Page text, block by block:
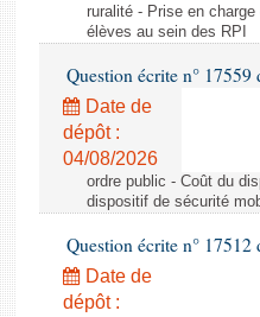
ruralité - Prise en
élèves au sein des RPI
Question écrite n°
Date de
dépôt :
04/08/2026
ordre public - Coût du
dispositif de sécurité
Question écrite n°
Date de
dépôt :